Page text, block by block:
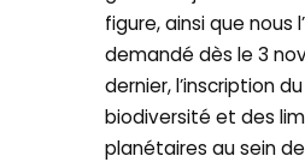
figure, ainsi que nous
demandé dès le 3
dernier, l’inscription
biodiversité et des
planétaires au sein de